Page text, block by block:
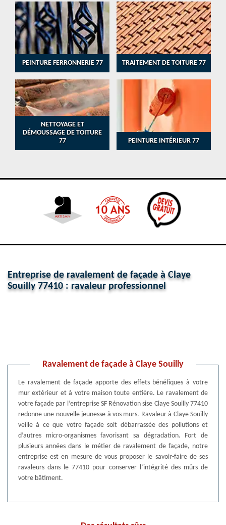
PEINTURE FERRONNERIE 77 TRAITEMENT DE TOITURE 77
NETTOYAGE ET
DÉMOUSSAGE DE TOITURE
77
PEINTURE INTÉRIEUR 77
Entreprise de ravalement de façade à Claye
Souilly 77410 : ravaleur professionnel
Ravalement de façade à Claye Souilly
Le ravalement de façade apporte des effets bénéfiques à votre
mur extérieur et à votre maison toute entière. Le ravalement de
votre façade par l’entreprise SF Rénovation sise Claye Souilly 77410
redonne une nouvelle jeunesse à vos murs. Ravaleur à Claye Souilly
veille à ce que votre façade soit débarrassée des pollutions et
d’autres micro-organismes favorisant sa dégradation. Fort de
plusieurs années dans le métier de ravalement de façade, notre
entreprise est en mesure de vous proposer le savoir-faire de ses
ravaleurs dans le 77410 pour conserver l’intégrité des mûrs de
votre bâtiment.